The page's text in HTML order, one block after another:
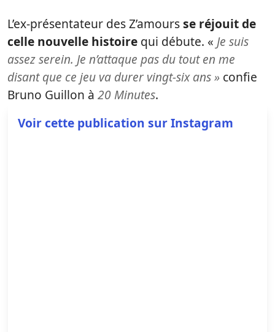
L’ex-présentateur des Z’amoursse réjouit de
celle nouvelle histoire qui débute. « Je suis
assez serein. Je n’attaque pas du tout en me
disant que ce jeu va durer vingt-six ans » confie
Bruno Guillon à 20 Minutes.
Voir cette publication sur Instagram